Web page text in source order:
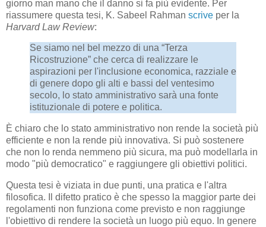
giorno man mano che il danno si fa più evidente. Per
riassumere questa tesi, K. Sabeel Rahman scrive per la
Harvard Law Review:
Se siamo nel bel mezzo di una “Terza
Ricostruzione” che cerca di realizzare le
aspirazioni per l'inclusione economica, razziale e
di genere dopo gli alti e bassi del ventesimo
secolo, lo stato amministrativo sarà una fonte
istituzionale di potere e politica.
È chiaro che lo stato amministrativo non rende la società più
efficiente e non la rende più innovativa. Si può sostenere
che non lo renda nemmeno più sicura, ma può modellarla in
modo "più democratico" e raggiungere gli obiettivi politici.
Questa tesi è viziata in due punti, una pratica e l'altra
filosofica. Il difetto pratico è che spesso la maggior parte dei
regolamenti non funziona come previsto e non raggiunge
l'obiettivo di rendere la società un luogo più equo. In genere